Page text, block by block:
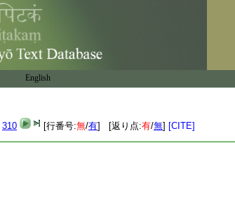
English
310 [行番号:無/有] [返り点:有/無] [CITE]